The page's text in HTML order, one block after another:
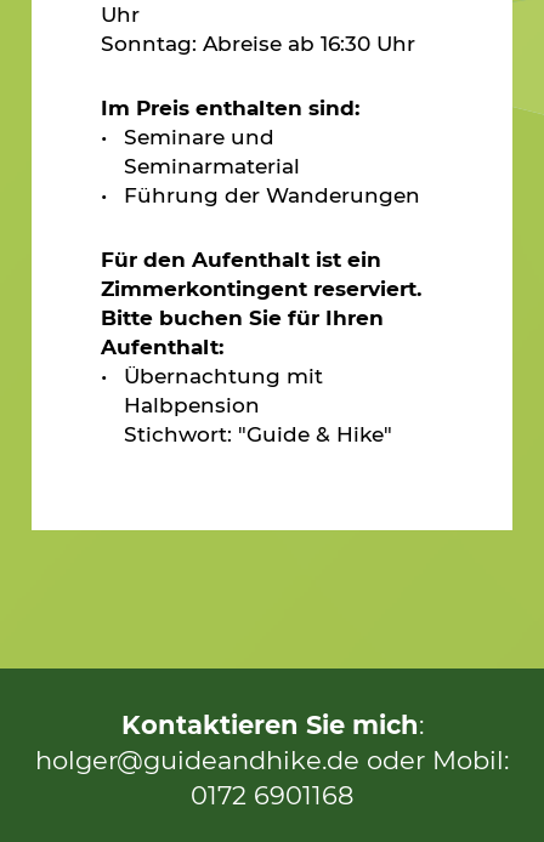
Uhr
Sonntag: Abreise ab 16:30 Uhr
Im Preis enthalten sind:
Seminare und
Seminarmaterial
Führung der Wanderungen
Für den Aufenthalt ist ein
Zimmerkontingent reserviert.
Bitte buchen Sie für Ihren
Aufenthalt:
Übernachtung mit
Halbpension
Stichwort: "Guide & Hike"
Kontaktieren Sie mich:
holger@guideandhike.de oder Mobil:
0172 6901168